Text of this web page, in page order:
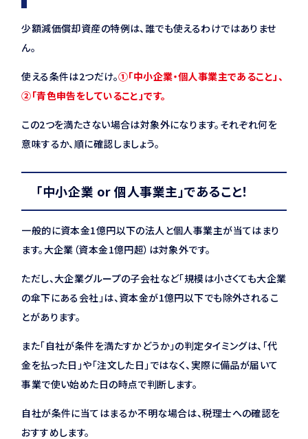
少額減価償却資産の特例は、誰でも使えるわけではありませ
ん。
使える条件は2つだけ。①「中小企業・個人事業主であること」、
②「青色申告をしていること」です。
この2つを満たさない場合は対象外になります。それぞれ何を
意味するか、順に確認しましょう。
「中小企業 or 個人事業主」であること！
一般的に資本金1億円以下の法人と個人事業主が当てはまり
ます。大企業（資本金1億円超）は対象外です。
ただし、大企業グループの子会社など「規模は小さくても大企業
の傘下にある会社」は、資本金が1億円以下でも除外されるこ
とがあります。
また「自社が条件を満たすかどうか」の判定タイミングは、「代
金を払った日」や「注文した日」ではなく、実際に備品が届いて
事業で使い始めた日の時点で判断します。
自社が条件に当てはまるか不明な場合は、税理士への確認を
おすすめします。